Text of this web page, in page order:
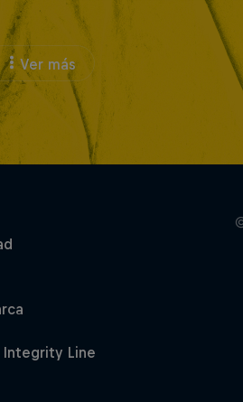
Ver más